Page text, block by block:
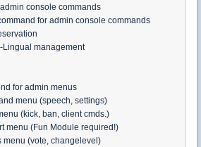
console commands
for admin console commands
Lingual management
for admin menus
menu (speech, settings)
(kick, ban, client cmds.)
menu (Fun Module required!)
menu (vote, changelevel)